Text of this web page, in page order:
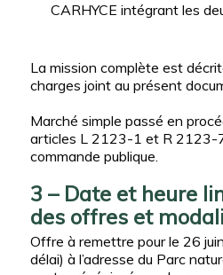
CARHYCE intégrant les
La mission complète est
charges joint au présent
Marché simple passé en
articles L 2123-1 et R 2123-
commande publique.
3 – Date et heure
des offres et
Offre à remettre pour le 26
délai) à l’adresse du Parc